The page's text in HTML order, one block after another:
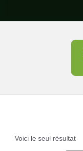
Voici le seul résultat